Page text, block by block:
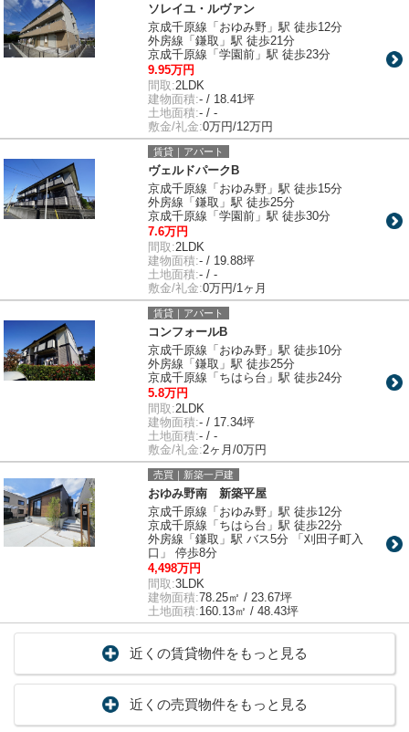
ソレイユ・ルヴァン
京成千原線「おゆみ野」駅 徒歩12分
外房線「鎌取」駅 徒歩21分
京成千原線「学園前」駅 徒歩23分
9.95万円
間取:2LDK
建物面積:- / 18.41坪
土地面積:- / -
敷金/礼金:0万円/12万円
賃貸｜アパート
ヴェルドパークB
京成千原線「おゆみ野」駅 徒歩15分
外房線「鎌取」駅 徒歩25分
京成千原線「学園前」駅 徒歩30分
7.6万円
間取:2LDK
建物面積:- / 19.88坪
土地面積:- / -
敷金/礼金:0万円/1ヶ月
賃貸｜アパート
コンフォールB
京成千原線「おゆみ野」駅 徒歩10分
外房線「鎌取」駅 徒歩25分
京成千原線「ちはら台」駅 徒歩24分
5.8万円
間取:2LDK
建物面積:- / 17.34坪
土地面積:- / -
敷金/礼金:2ヶ月/0万円
売買｜新築一戸建
おゆみ野南 新築平屋
京成千原線「おゆみ野」駅 徒歩12分
京成千原線「ちはら台」駅 徒歩22分
外房線「鎌取」駅 バス5分 「刈田子町入
口」 停歩8分
4,498万円
間取:3LDK
建物面積:78.25㎡ / 23.67坪
土地面積:160.13㎡ / 48.43坪
近くの賃貸物件をもっと見る
近くの売買物件をもっと見る